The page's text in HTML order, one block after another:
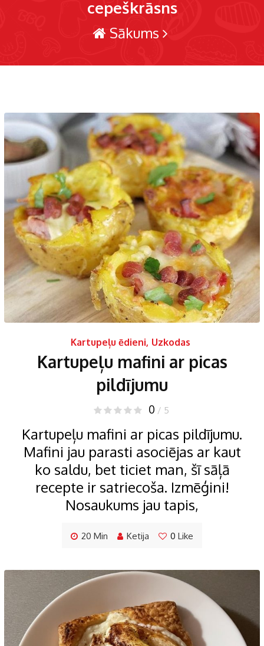
cepeškrāsns
Sākums
Kartupeļu ēdieni, Uzkodas
Kartupeļu mafini ar picas
pildījumu
0 / 5
Kartupeļu mafini ar picas pildījumu.
Mafini jau parasti asociējas ar kaut
ko saldu, bet ticiet man, šī sāļā
recepte ir satriecoša. Izmēģini!
Nosaukums jau tapis,
20 Min Ketija 0 Like